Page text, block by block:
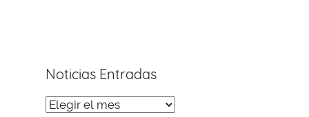
Noticias Entradas
Noticias